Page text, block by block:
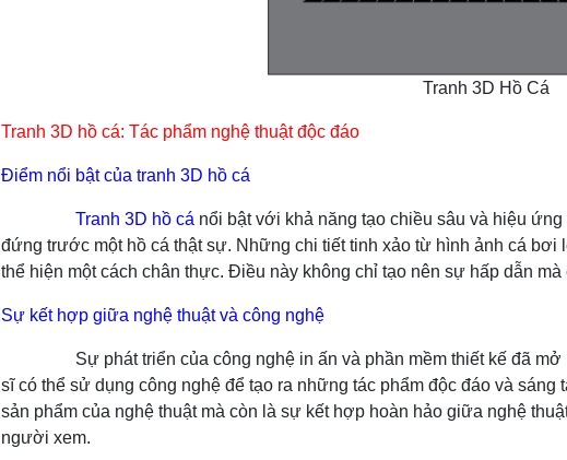
Tranh 3D Hồ Cá
Tranh 3D hồ cá: Tác phẩm nghệ thuật độc đáo
Điểm nổi bật của tranh 3D hồ cá
Tranh 3D hồ cá nổi bật với khả năng tạo chiều sâu và hiệu
đứng trước một hồ cá thật sự. Những chi tiết tinh xảo từ hình ảnh cá
thể hiện một cách chân thực. Điều này không chỉ tạo nên sự hấp dẫn
Sự kết hợp giữa nghệ thuật và công nghệ
Sự phát triển của công nghệ in ấn và phần mềm thiết kế đã mở ra
sĩ có thể sử dụng công nghệ để tạo ra những tác phẩm độc đáo và
sản phẩm của nghệ thuật mà còn là sự kết hợp hoàn hảo giữa nghệ
người xem.